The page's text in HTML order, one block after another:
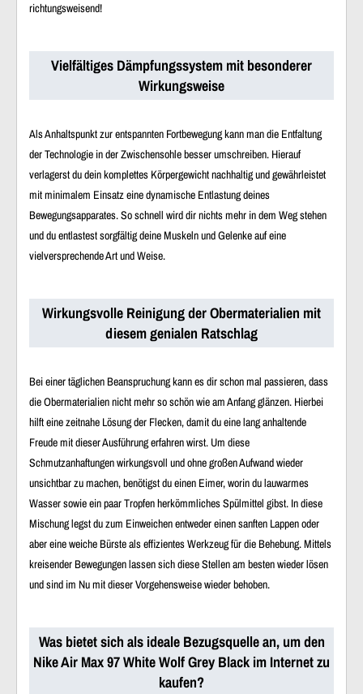
richtungsweisend!
Vielfältiges Dämpfungssystem mit besonderer
Wirkungsweise
Als Anhaltspunkt zur entspannten Fortbewegung kann man die Entfaltung
der Technologie in der Zwischensohle besser umschreiben. Hierauf
verlagerst du dein komplettes Körpergewicht nachhaltig und gewährleistet
mit minimalem Einsatz eine dynamische Entlastung deines
Bewegungsapparates. So schnell wird dir nichts mehr in dem Weg stehen
und du entlastest sorgfältig deine Muskeln und Gelenke auf eine
vielversprechende Art und Weise.
Wirkungsvolle Reinigung der Obermaterialien mit
diesem genialen Ratschlag
Bei einer täglichen Beanspruchung kann es dir schon mal passieren, dass
die Obermaterialien nicht mehr so schön wie am Anfang glänzen. Hierbei
hilft eine zeitnahe Lösung der Flecken, damit du eine lang anhaltende
Freude mit dieser Ausführung erfahren wirst. Um diese
Schmutzanhaftungen wirkungsvoll und ohne großen Aufwand wieder
unsichtbar zu machen, benötigst du einen Eimer, worin du lauwarmes
Wasser sowie ein paar Tropfen herkömmliches Spülmittel gibst. In diese
Mischung legst du zum Einweichen entweder einen sanften Lappen oder
aber eine weiche Bürste als effizientes Werkzeug für die Behebung. Mittels
kreisender Bewegungen lassen sich diese Stellen am besten wieder lösen
und sind im Nu mit dieser Vorgehensweise wieder behoben.
Was bietet sich als ideale Bezugsquelle an, um den
Nike Air Max 97 White Wolf Grey Black im Internet zu
kaufen?